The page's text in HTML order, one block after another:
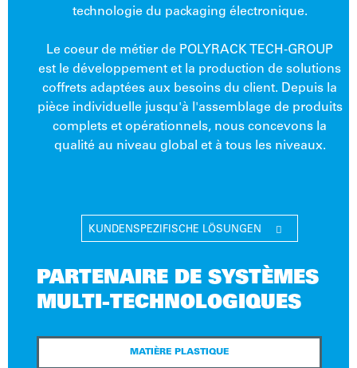
technologie du packaging électronique.
Le coeur de métier de POLYRACK TECH-GROUP
est le développement et la production de solutions
coffrets adaptées aux besoins du client. Depuis la
pièce individuelle jusqu'à l'assemblage de produits
complets et opérationnels, nous concevons la
qualité au niveau global et à tous les niveaux.
KUNDENSPEZIFISCHE LÖSUNGEN 
PARTENAIRE DE SYSTÈMES
MULTI-TECHNOLOGIQUES
MATIÈRE PLASTIQUE